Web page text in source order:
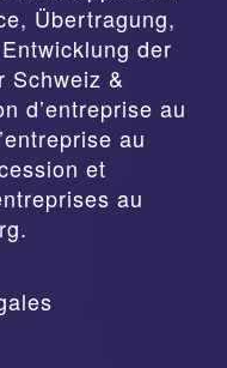
, Übertragung,
der
Schweiz &
d’entreprise au
au
et
au